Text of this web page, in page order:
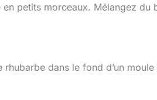
petits morceaux. Mélangez
dans le fond d’un moule